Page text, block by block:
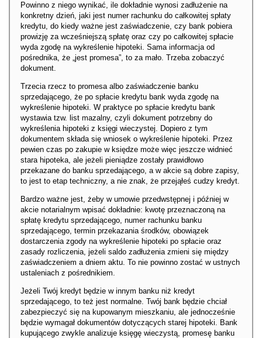
Powinno z niego wynikać, ile dokładnie wynosi zadłużenie na
konkretny dzień, jaki jest numer rachunku do całkowitej spłaty
kredytu, do kiedy ważne jest zaświadczenie, czy bank pobiera
prowizję za wcześniejszą spłatę oraz czy po całkowitej spłacie
wyda zgodę na wykreślenie hipoteki. Sama informacja od
pośrednika, że „jest promesa”, to za mało. Trzeba zobaczyć
dokument.
Trzecia rzecz to promesa albo zaświadczenie banku
sprzedającego, że po spłacie kredytu bank wyda zgodę na
wykreślenie hipoteki. W praktyce po spłacie kredytu bank
wystawia tzw. list mazalny, czyli dokument potrzebny do
wykreślenia hipoteki z księgi wieczystej. Dopiero z tym
dokumentem składa się wniosek o wykreślenie hipoteki. Przez
pewien czas po zakupie w księdze może więc jeszcze widnieć
stara hipoteka, ale jeżeli pieniądze zostały prawidłowo
przekazane do banku sprzedającego, a w akcie są dobre zapisy,
to jest to etap techniczny, a nie znak, że przejąłeś cudzy kredyt.
Bardzo ważne jest, żeby w umowie przedwstępnej i później w
akcie notarialnym wpisać dokładnie: kwotę przeznaczoną na
spłatę kredytu sprzedającego, numer rachunku banku
sprzedającego, termin przekazania środków, obowiązek
dostarczenia zgody na wykreślenie hipoteki po spłacie oraz
zasady rozliczenia, jeżeli saldo zadłużenia zmieni się między
zaświadczeniem a dniem aktu. To nie powinno zostać w ustnych
ustaleniach z pośrednikiem.
Jeżeli Twój kredyt będzie w innym banku niż kredyt
sprzedającego, to też jest normalne. Twój bank będzie chciał
zabezpieczyć się na kupowanym mieszkaniu, ale jednocześnie
będzie wymagał dokumentów dotyczących starej hipoteki. Bank
kupującego zwykle analizuje księgę wieczystą, promesę banku